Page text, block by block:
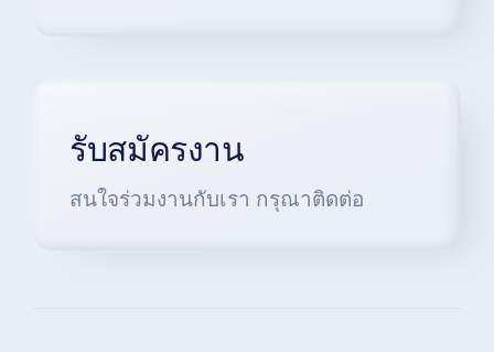
รับสมัครงาน
สนใจร่วมงานกับเรา กรุณาติดต่อ